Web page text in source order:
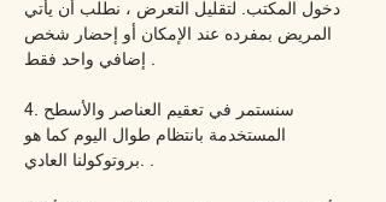
دخول المكتب. لتقليل التعرض ، نطلب أن يأتي
المريض بمفرده عند الإمكان أو إحضار شخص
إضافي واحد فقط .
4. سنستمر في تعقيم العناصر والأسطح
المستخدمة بانتظام طوال اليوم كما هو
بروتوكولنا العادي. .